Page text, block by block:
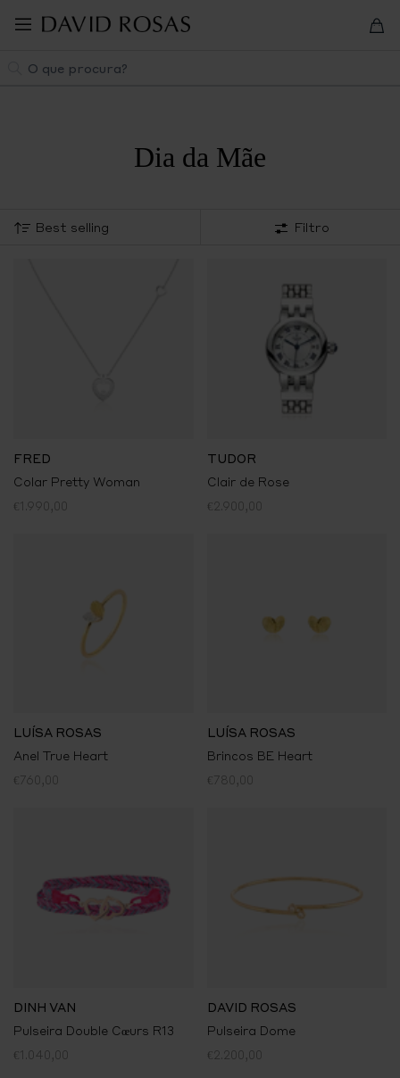
para
Dia da Mãe
Filtro
FRED
Colar Pretty Woman
€1.990,00
TUDOR
Clair de Rose
€2.900,00
LUÍSA ROSAS
Anel True Heart
€760,00
LUÍSA ROSAS
Brincos BE Heart
€780,00
DINH VAN
Pulseira Double Cœurs R13
€1.040,00
DAVID ROSAS
Pulseira Dome
€2.200,00